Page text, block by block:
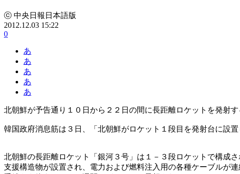
ⓒ 中央日報日本語版
2012.12.03 15:22
0
あ
あ
あ
あ
あ
北朝鮮が予告通り１０日から２２日の間に長距離ロケットを発射
韓国政府消息筋は３日、「北朝鮮がロケット１段目を発射台に設
北朝鮮の長距離ロケット「銀河３号」は１－３段ロケットで構成
支援構造物が設置され、電力および燃料注入用の各種ケーブルが